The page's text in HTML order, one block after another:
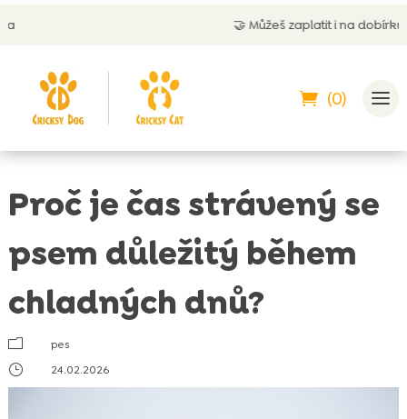
Můžeš zaplatit i na dobírku
(0)
Proč je čas strávený se
psem důležitý během
chladných dnů?
m
pes
}
24.02.2026